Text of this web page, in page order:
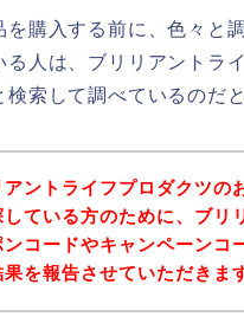
購入する前に、色々と
人は、ブリリアントラ
索して調べているのだと
ントライフプロダクツの
ている方のために、ブリ
コードやキャンペーンコ
を報告させていただきま